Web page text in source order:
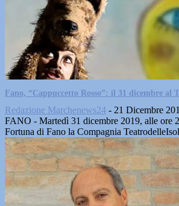
Fano, “Cappuccetto Rosso”: il 31 dicembre al
Redazione Marchenews24 - 21 Dicembre
FANO - Martedì 31 dicembre 2019, alle ore
Fortuna di Fano la Compagnia